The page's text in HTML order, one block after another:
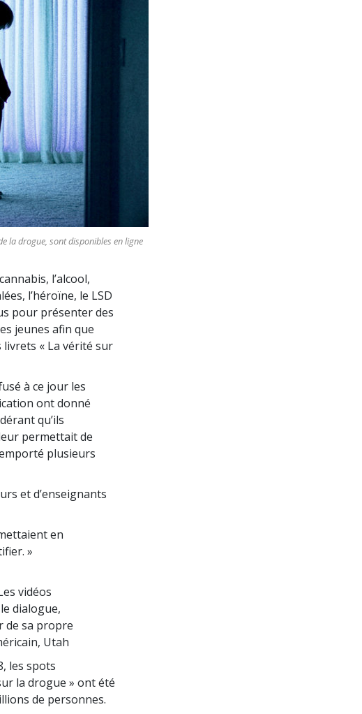
la drogue, sont disponibles en ligne
l’alcool,
l’héroïne, le LSD
pour présenter des
jeunes afin que
livrets « La vérité sur
à ce jour les
ont donné
qu’ils
permettait de
plusieurs
et d’enseignants
en
»
vidéos
dialogue,
de sa propre
Utah
les spots
la drogue » ont été
de personnes.